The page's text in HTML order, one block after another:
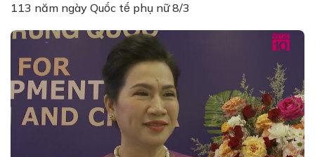
113 năm ngày Quốc tế phụ nữ 8/3